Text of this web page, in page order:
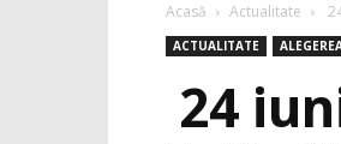
Acasă Actualitate
ACTUALITATE
24